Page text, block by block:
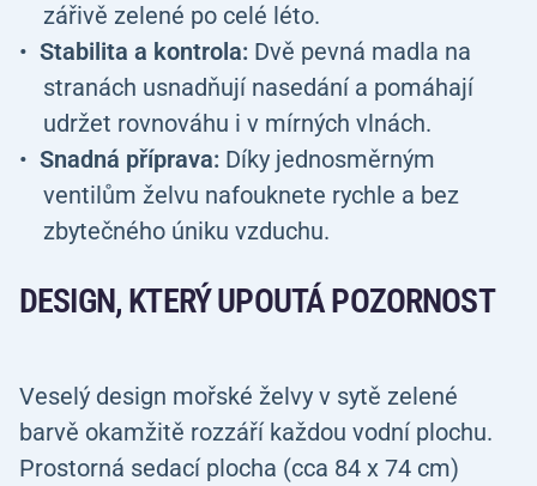
zářivě zelené po celé léto.
Stabilita a kontrola: Dvě pevná madla na
stranách usnadňují nasedání a pomáhají
udržet rovnováhu i v mírných vlnách.
Snadná příprava: Díky jednosměrným
ventilům želvu nafouknete rychle a bez
zbytečného úniku vzduchu.
DESIGN, KTERÝ UPOUTÁ POZORNOST
Veselý design mořské želvy v sytě zelené
barvě okamžitě rozzáří každou vodní plochu.
Prostorná sedací plocha (cca 84 x 74 cm)